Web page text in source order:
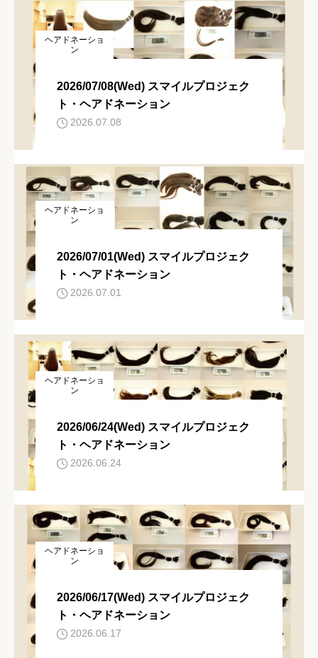
ヘアドネーショ
ン
2026/07/08(Wed) スマイルプロジェク
ト・ヘアドネーション
2026.07.08
ヘアドネーショ
ン
2026/07/01(Wed) スマイルプロジェク
ト・ヘアドネーション
2026.07.01
ヘアドネーショ
ン
2026/06/24(Wed) スマイルプロジェク
ト・ヘアドネーション
2026.06.24
ヘアドネーショ
ン
2026/06/17(Wed) スマイルプロジェク
ト・ヘアドネーション
2026.06.17